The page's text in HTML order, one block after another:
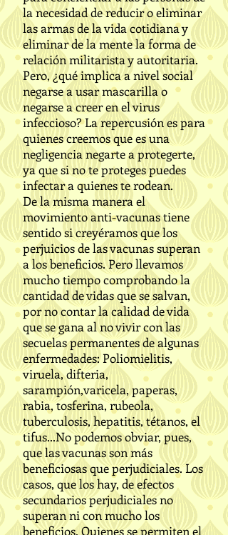
la necesidad de reducir o eliminar
las armas de la vida cotidiana y
eliminar de la mente la forma de
relación militarista y autoritaria.
Pero, ¿qué implica a nivel social
negarse a usar mascarilla o
negarse a creer en el virus
infeccioso? La repercusión es para
quienes creemos que es una
negligencia negarte a protegerte,
ya que si no te proteges puedes
infectar a quienes te rodean.
De la misma manera el
movimiento anti-vacunas tiene
sentido si creyéramos que los
perjuicios de las vacunas superan
a los beneficios. Pero llevamos
mucho tiempo comprobando la
cantidad de vidas que se salvan,
por no contar la calidad de vida
que se gana al no vivir con las
secuelas permanentes de algunas
enfermedades: Poliomielitis,
viruela, difteria,
sarampión,varicela, paperas,
rabia, tosferina, rubeola,
tuberculosis, hepatitis, tétanos, el
tifus...No podemos obviar, pues,
que las vacunas son más
beneficiosas que perjudiciales. Los
casos, que los hay, de efectos
secundarios perjudiciales no
superan ni con mucho los
beneficios. Quienes se permiten el